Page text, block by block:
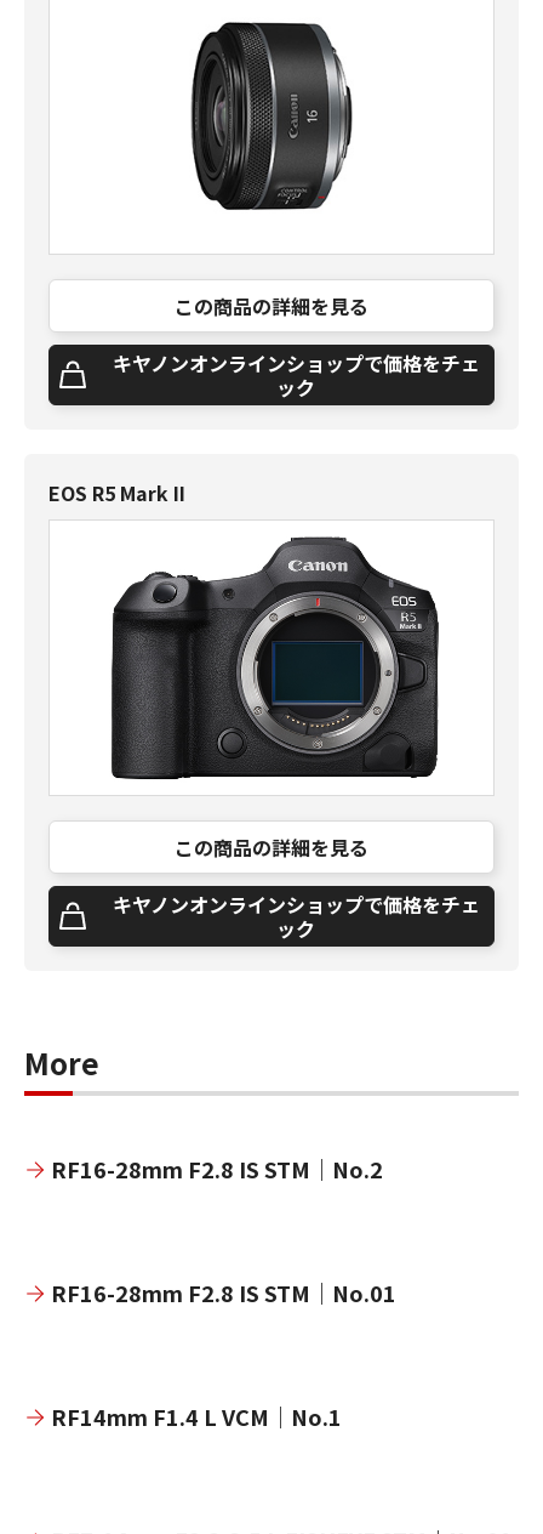
この商品の詳細を見る
キヤノンオンラインショップで価格をチェ
ック
EOS R5 Mark II
この商品の詳細を見る
キヤノンオンラインショップで価格をチェ
ック
More
RF16-28mm F2.8 IS STM｜No.2
RF16-28mm F2.8 IS STM｜No.01
RF14mm F1.4 L VCM｜No.1